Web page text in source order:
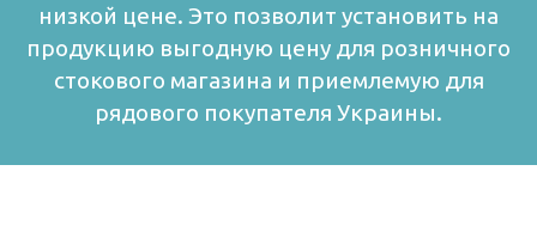
низкой цене. Это позволит установить на
продукцию выгодную цену для розничного
стокового магазина и приемлемую для
рядового покупателя Украины.